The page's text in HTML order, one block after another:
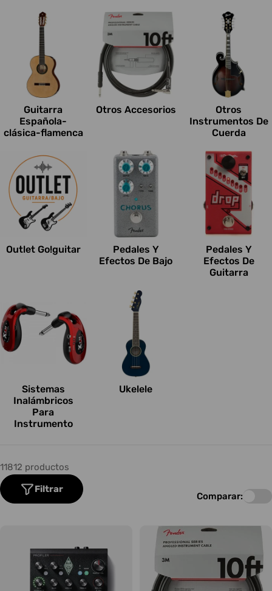
Guitarra
Española-
clásica-flamenca
Otros Accesorios
Otros
Instrumentos De
Cuerda
Outlet Go!guitar
Pedales Y
Efectos De Bajo
Pedales Y
Efectos De
Guitarra
Sistemas
Inalámbricos
Para
Instrumento
Ukelele
11812 productos
Filtrar
Comparar: